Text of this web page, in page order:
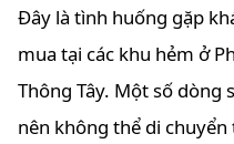
Đây là tình huống gặp
mua tại các khu hẻm ở
Thông Tây. Một số dòng
nên không thể di